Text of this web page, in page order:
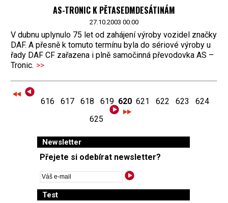
AS-TRONIC K PĚTASEDMDESÁTINÁM
27.10.2003 00:00
V dubnu uplynulo 75 let od zahájení výroby vozidel značky
DAF. A přesně k tomuto termínu byla do sériové výroby u
řady DAF CF zařazena i plně samočinná převodovka AS –
Tronic. >>
616 617 618 619 620 621 622 623
624
625
Newsletter
Přejete si odebírat newsletter?
Test